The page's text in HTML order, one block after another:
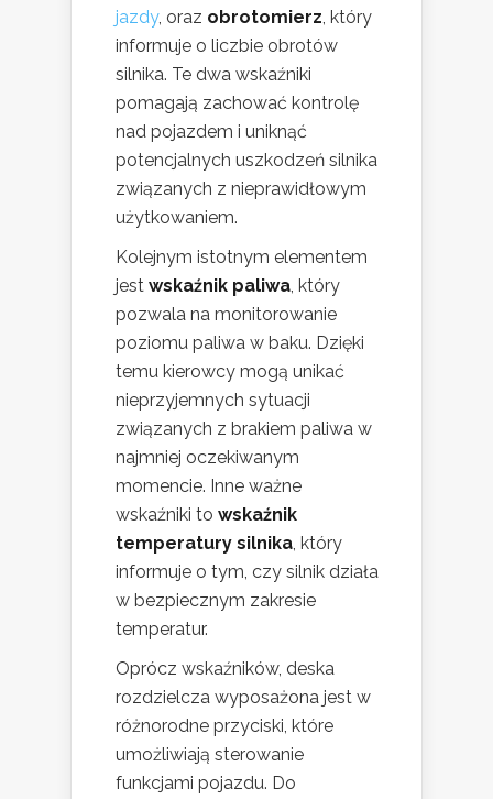
jazdy, oraz obrotomierz, który
informuje o liczbie obrotów
silnika. Te dwa wskaźniki
pomagają zachować kontrolę
nad pojazdem i uniknąć
potencjalnych uszkodzeń silnika
związanych z nieprawidłowym
użytkowaniem.
Kolejnym istotnym elementem
jest wskaźnik paliwa, który
pozwala na monitorowanie
poziomu paliwa w baku. Dzięki
temu kierowcy mogą unikać
nieprzyjemnych sytuacji
związanych z brakiem paliwa w
najmniej oczekiwanym
momencie. Inne ważne
wskaźniki to wskaźnik
temperatury silnika, który
informuje o tym, czy silnik działa
w bezpiecznym zakresie
temperatur.
Oprócz wskaźników, deska
rozdzielcza wyposażona jest w
różnorodne przyciski, które
umożliwiają sterowanie
funkcjami pojazdu. Do